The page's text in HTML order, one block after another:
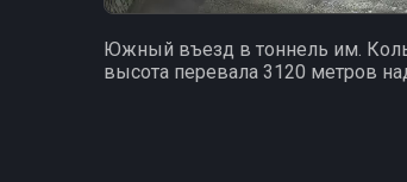
Южный въезд в тоннель им.
высота перевала 3120 метров